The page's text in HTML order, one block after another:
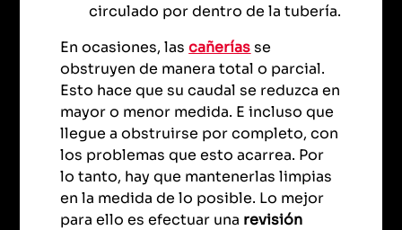
circulado por dentro de la tubería.
En ocasiones, lascañeríasse
obstruyen de manera total o parcial.
Esto hace que su caudal se reduzca en
mayor o menor medida. E incluso que
llegue a obstruirse por completo, con
los problemas que esto acarrea. Por
lo tanto, hay que mantenerlas limpias
en la medida de lo posible. Lo mejor
para ello es efectuar una revisión